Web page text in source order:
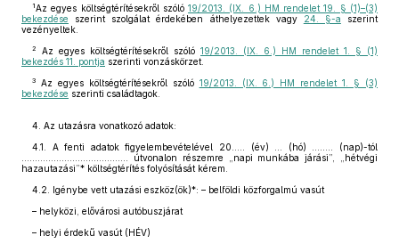
1Az egyes költségtérítésekről szóló19/2013. (IX. 6.) HM rendelet 19. § (1)–(3)
bekezdése szerint szolgálat érdekében áthelyezettek vagy 24. §-a szerint
vezényeltek.
2 Az egyes költségtérítésekről szóló 19/2013. (IX. 6.) HM rendelet 1. § (1)
bekezdés 11. pontja szerinti vonzáskörzet.
3 Az egyes költségtérítésekről szóló 19/2013. (IX. 6.) HM rendelet 1. § (3)
bekezdése szerinti családtagok.
4. Az utazásra vonatkozó adatok:
4.1. A fenti adatok figyelembevételével 20….. (év) … (hó) …….. (nap)-tól
…………………………………. útvonalon részemre „napi munkába járási”, „hétvégi
hazautazási”* költségtérítés folyósítását kérem.
4.2. Igénybe vett utazási eszköz(ök)*: – belföldi közforgalmú vasút
– helyközi, elővárosi autóbuszjárat
– helyi érdekű vasút (HÉV)